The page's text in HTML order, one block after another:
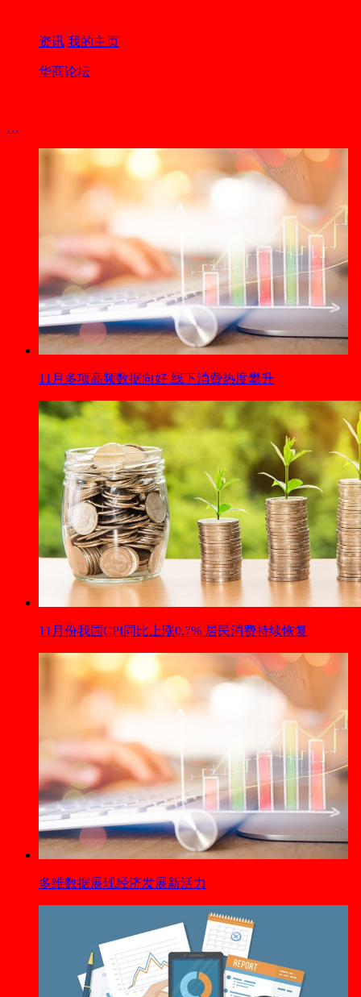
资讯 我的主页
华商论坛
…
11月多项高频数据向好 线下消费热度攀升
11月份我国CPI同比上涨0.7% 居民消费持续恢复
多维数据展现经济发展新活力